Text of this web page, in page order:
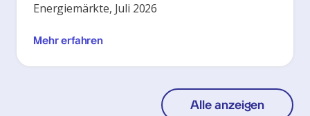
Energiemärkte, Juli 2026
Mehr erfahren
Alle anzeigen